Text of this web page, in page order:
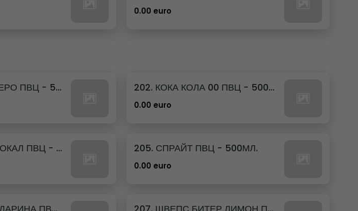
0.00 euro
201. КОКА КОЛА ЗЕРО ПВЦ - 500МЛ. 202. КОКА КОЛА 00 ПВЦ - 500МЛ.
0.00 euro
203. ФАНТА ПОРТОКАЛ ПВЦ - 500МЛ. 205. СПРАЙТ ПВЦ - 500МЛ.
0.00 euro